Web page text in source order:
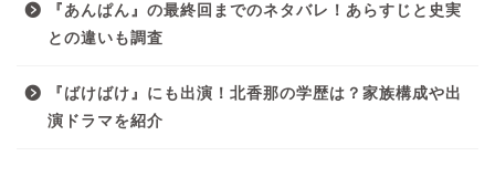
『あんぱん』の最終回までのネタバレ！あらすじと史実
との違いも調査
『ばけばけ』にも出演！北香那の学歴は？家族構成や出
演ドラマを紹介